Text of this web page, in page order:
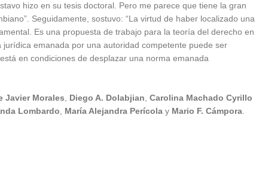
hizo en su tesis doctoral. Pero me parece que tiene la gran
Seguidamente, sostuvo: “La virtud de haber localizado una
Es una propuesta de trabajo para la teoría del derecho en
emanada por una autoridad competente puede ser
en condiciones de desplazar una norma emanada
Javier Morales Diego A. Dolabjian Carolina Machado Cyrillo
Lombardo María Alejandra Perícola y Mario F. Cámpora